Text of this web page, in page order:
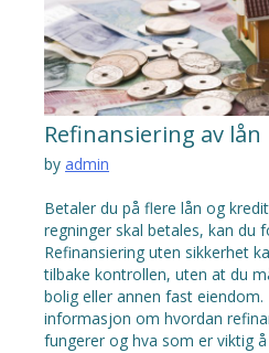
Refinansiering av lån
by admin
Betaler du på flere lån og
regninger skal betales, kan du
Refinansiering uten sikkerhet
tilbake kontrollen, uten at du
bolig eller annen fast
informasjon om hvordan
fungerer og hva som er viktig å